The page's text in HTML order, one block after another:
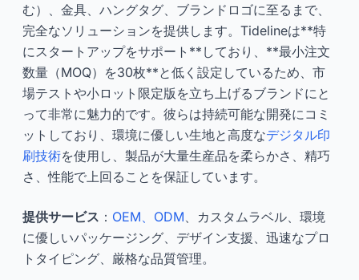
む）、金具、ハングタグ、ブランドロゴに至るまで、
完全なソリューションを提供します。Tidelineは**特
にスタートアップをサポート**しており、**最小注文
数量（MOQ）を30枚**と低く設定しているため、市
場テストや小ロット限定版を立ち上げるブランドにと
って非常に魅力的です。彼らは持続可能な開発にコミ
ットしており、環境に優しい生地と高度なデジタル印
刷技術を使用し、製品が大量生産品を柔らかさ、精巧
さ、性能で上回ることを保証しています。
提供サービス ： OEM、ODM 、カスタムラベル、環境
に優しいパッケージング、デザイン支援、迅速なプロ
トタイピング、厳格な品質管理。